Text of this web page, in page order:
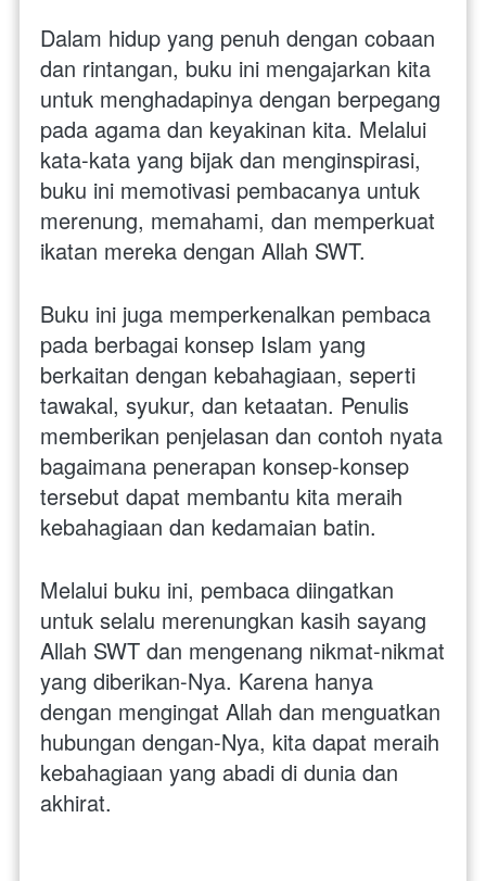
Dalam hidup yang penuh dengan cobaan
dan rintangan, buku ini mengajarkan kita
untuk menghadapinya dengan berpegang
pada agama dan keyakinan kita. Melalui
kata-kata yang bijak dan menginspirasi,
buku ini memotivasi pembacanya untuk
merenung, memahami, dan memperkuat
ikatan mereka dengan Allah SWT.
Buku ini juga memperkenalkan pembaca
pada berbagai konsep Islam yang
berkaitan dengan kebahagiaan, seperti
tawakal, syukur, dan ketaatan. Penulis
memberikan penjelasan dan contoh nyata
bagaimana penerapan konsep-konsep
tersebut dapat membantu kita meraih
kebahagiaan dan kedamaian batin.
Melalui buku ini, pembaca diingatkan
untuk selalu merenungkan kasih sayang
Allah SWT dan mengenang nikmat-nikmat
yang diberikan-Nya. Karena hanya
dengan mengingat Allah dan menguatkan
hubungan dengan-Nya, kita dapat meraih
kebahagiaan yang abadi di dunia dan
akhirat.